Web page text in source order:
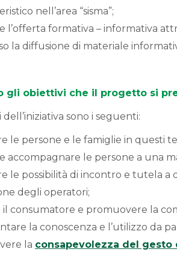
nell’area “sisma”;
l’offerta formativa – informativa
la diffusione di materiale
gli obiettivi che il progetto si
sono i seguenti:
le persone e le famiglie in questi
accompagnare le persone a una
le possibilità di incontro e tutela
degli operatori;
consumatore e promuovere la
la conoscenza e l’utilizzo da
la consapevolezza del